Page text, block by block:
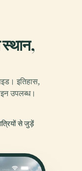
इतिहास,
उपलब्ध।
से जुड़ें